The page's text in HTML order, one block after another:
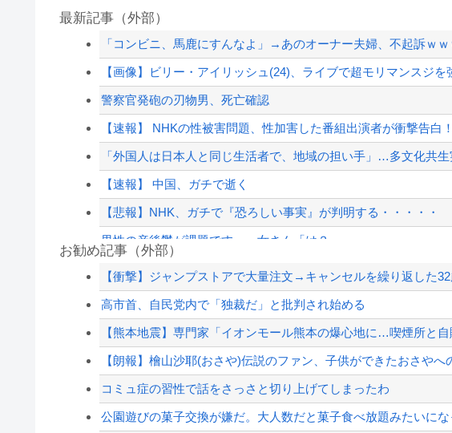
最新記事（外部）
「コンビニ、馬鹿にすんなよ」→あのオーナー夫婦、不起訴ｗ
【画像】ビリー・アイリッシュ(24)、ライブで超モリマンスジ
警察官発砲の刃物男、死亡確認
【速報】 NHKの性被害問題、性加害した番組出演者が衝撃告白！
「外国人は日本人と同じ生活者で、地域の担い手」…多文化共
【速報】 中国、ガチで逝く
【悲報】NHK、ガチで『恐ろしい事実』が判明する・・・・・
男性の産後鬱が課題です。←女さん「は？」
高市政権「減税します」→財源「これから考えます」
【画像あり】えっ、ワイ氏の「貯金」・・・多すぎ・・・？
角栓ニュルッ、歯茎グラグラ… 「気持ち悪いネット広告」への
高市政権「減税します」→財源「これから考えます」
【配信者】「金バエ」のSNS更新が1週間途絶え、様々な憶測が
【緊急速報】NYで警官が黒人男性の首を絞め、暴動第二波不可避
お勧め記事（外部）
【衝撃】ジャンプストアで大量注文→キャンセルを繰り返した
高市首、自民党内で「独裁だ」と批判され始める
【熊本地震】専門家「イオンモール熊本の爆心地に…喫煙所と
【朗報】檜山沙耶(おさや)伝説のファン、子供ができたおさやへ
コミュ症の習性で話をさっさと切り上げてしまったわ
公園遊びの菓子交換が嫌だ。大人数だと菓子食べ放題みたいに